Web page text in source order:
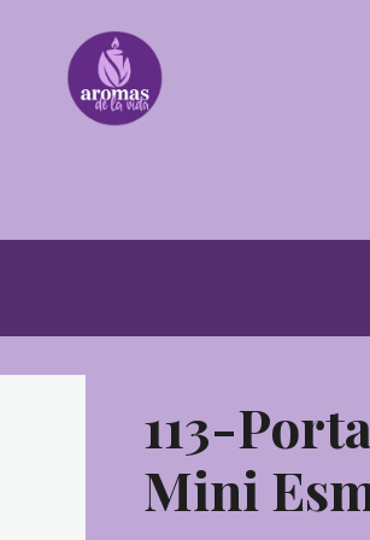
113-
Mini